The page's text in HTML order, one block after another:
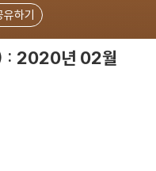
유하기
: 2020년 02월